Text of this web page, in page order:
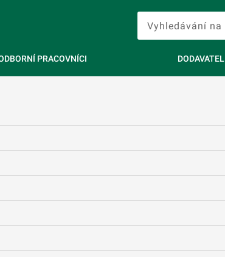
PRACOVNÍCI DODAVATEL